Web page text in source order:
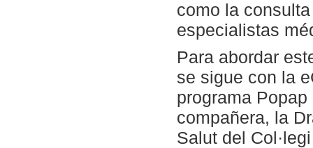
como la
especialistas
Para abordar
se sigue con la
programa
compañera, la
Salut del